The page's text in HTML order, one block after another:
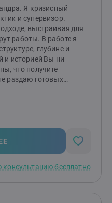
Я кризисный
и супервизор.
выстраивая для
работы. В работе я
глубине и
и историей Вы ни
что получите
раздаю готовых
предлагаю метафоры —
складывается.
настоящий ответ
есть осознанность —
С чем ко мне
проблемы в
бесплатно